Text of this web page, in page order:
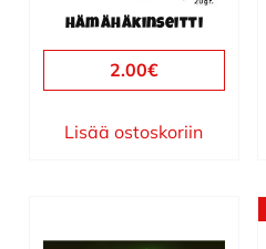
Hämähäkinseitti
2.00€
Lisää ostoskoriin